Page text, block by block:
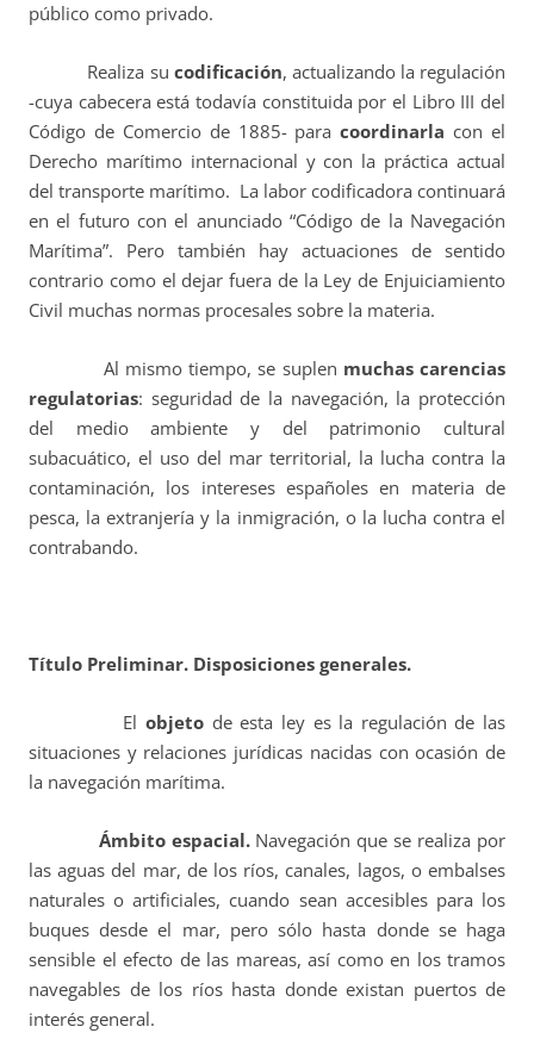
público como privado.
Realiza su codificación, actualizando la regulación
-cuya cabecera está todavía constituida por el Libro III del
Código de Comercio de 1885- paracoordinarla con el
Derecho marítimo internacional y con la práctica actual
del transporte marítimo. La labor codificadora continuará
en el futuro con el anunciado “Código de la Navegación
Marítima”. Pero también hay actuaciones de sentido
contrario como el dejar fuera de la Ley de Enjuiciamiento
Civil muchas normas procesales sobre la materia.
Al mismo tiempo, se suplen muchas carencias
regulatorias: seguridad de la navegación, la protección
del medio ambiente y del patrimonio cultural
subacuático, el uso del mar territorial, la lucha contra la
contaminación, los intereses españoles en materia de
pesca, la extranjería y la inmigración, o la lucha contra el
contrabando.
Título Preliminar. Disposiciones generales.
Elobjeto de esta ley es la regulación de las
situaciones y relaciones jurídicas nacidas con ocasión de
la navegación marítima.
Ámbito espacial. Navegación que se realiza por
las aguas del mar, de los ríos, canales, lagos, o embalses
naturales o artificiales, cuando sean accesibles para los
buques desde el mar, pero sólo hasta donde se haga
sensible el efecto de las mareas, así como en los tramos
navegables de los ríos hasta donde existan puertos de
interés general.